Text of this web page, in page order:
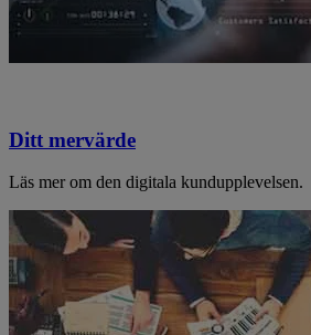
Ditt mervärde
Läs mer om den digitala kundupplevelsen.